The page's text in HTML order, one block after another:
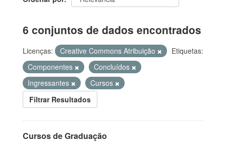
6 conjuntos de dados encontrados
Licenças: Creative Commons Atribuição
Etiquetas:
Componentes
Concluídos
Ingressantes
Cursos
Filtrar Resultados
Cursos de Graduação